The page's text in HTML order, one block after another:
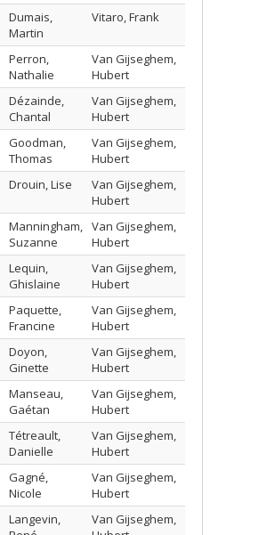
Dumais,
Martin
Vitaro, Frank
Perron,
Nathalie
Van Gijseghem,
Hubert
Dézainde,
Chantal
Van Gijseghem,
Hubert
Goodman,
Thomas
Van Gijseghem,
Hubert
Drouin, Lise
Van Gijseghem,
Hubert
Manningham,
Suzanne
Van Gijseghem,
Hubert
Lequin,
Ghislaine
Van Gijseghem,
Hubert
Paquette,
Francine
Van Gijseghem,
Hubert
Doyon,
Ginette
Van Gijseghem,
Hubert
Manseau,
Gaétan
Van Gijseghem,
Hubert
Tétreault,
Danielle
Van Gijseghem,
Hubert
Gagné,
Nicole
Van Gijseghem,
Hubert
Langevin,
Van Gijseghem,